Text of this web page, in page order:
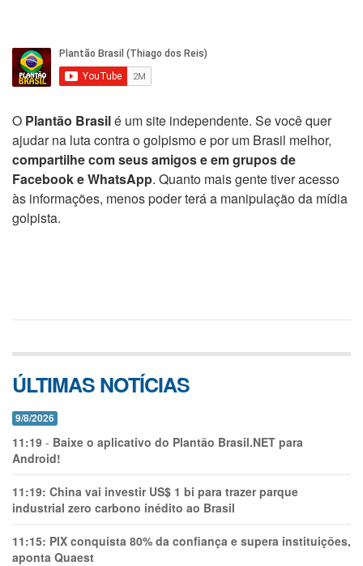
O Plantão Brasilé um site independente. Se você quer
ajudar na luta contra o golpismo e por um Brasil melhor,
compartilhe com seus amigos e em grupos de
Facebook e WhatsApp. Quanto mais gente tiver acesso
às informações, menos poder terá a manipulação da mídia
golpista.
ÚLTIMAS NOTÍCIAS
9/8/2026
11:19 - Baixe o aplicativo do Plantão Brasil.NET para
Android!
11:19: China vai investir US$ 1 bi para trazer parque
industrial zero carbono inédito ao Brasil
11:15: PIX conquista 80% da confiança e supera instituições,
aponta Quaest